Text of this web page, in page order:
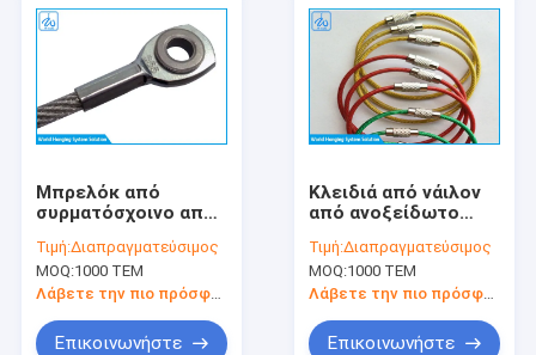
Μπρελόκ από
συρματόσχοινο από
1x7 με νάιλον
επίστρωση
Τιμή:Διαπραγματεύσιμος
MOQ:1000 ΤΕΜ
Λάβετε την πιο πρόσφατη τιμή
Επικοινωνήστε
Κλειδιά από νάιλον
από ανοξείδωτο
Τιμή:Διαπραγματεύσιμος
MOQ:1000 ΤΕΜ
Επικοινωνήστε